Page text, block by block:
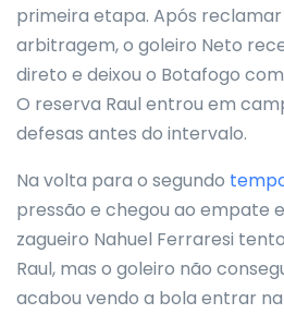
primeira etapa. Após
arbitragem, o goleiro Neto
direto e deixou o Botafogo
O reserva Raul entrou em
defesas antes do intervalo.
Na volta para o segundo
pressão e chegou ao empate
zagueiro Nahuel Ferraresi
Raul, mas o goleiro não
acabou vendo a bola entrar